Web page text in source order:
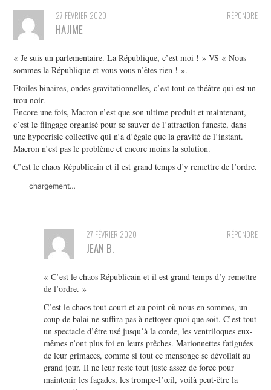
RÉPONDRE
27 FÉVRIER 2020
HAJIME
« Je suis un parlementaire. La République, c’est moi ! » VS « Nous
sommes la République et vous vous n’êtes rien ! ».
Etoiles binaires, ondes gravitationnelles, c’est tout ce théâtre qui est un
trou noir.
Encore une fois, Macron n’est que son ultime produit et maintenant,
c’est le flingage organisé pour se sauver de l’attraction funeste, dans
une hypocrisie collective qui n’a d’égale que la gravité de l’instant.
Macron n’est pas le problème et encore moins la solution.
C’est le chaos Républicain et il est grand temps d’y remettre de l’ordre.
chargement…
RÉPONDRE
27 FÉVRIER 2020
JEAN B.
« C’est le chaos Républicain et il est grand temps d’y remettre
de l’ordre. »
C’est le chaos tout court et au point où nous en sommes, un
coup de balai ne suffira pas à nettoyer quoi que soit. C’est tout
un spectacle d’être usé jusqu’à la corde, les ventriloques eux-
mêmes n’ont plus foi en leurs prêches. Marionnettes fatiguées
de leur grimaces, comme si tout ce mensonge se dévoilait au
grand jour. Il ne leur reste tout juste assez de force pour
maintenir les façades, les trompe-l’œil, voilà peut-être la